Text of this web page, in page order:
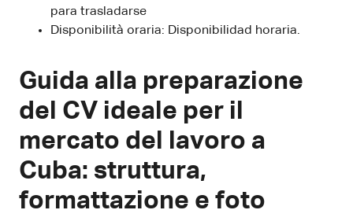
para trasladarse
Disponibilità oraria: Disponibilidad horaria.
Guida alla preparazione
del CV ideale per il
mercato del lavoro a
Cuba: struttura,
formattazione e foto